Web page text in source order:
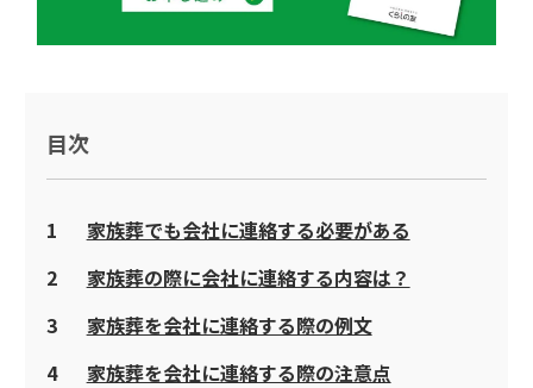
目次
1
家族葬でも会社に連絡する必要がある
2
家族葬の際に会社に連絡する内容は？
3
家族葬を会社に連絡する際の例文
4
家族葬を会社に連絡する際の注意点